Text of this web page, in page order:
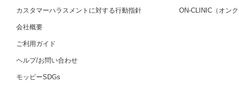
カスタマーハラスメントに対する行動指針
会社概要
ご利用ガイド
ヘルプ/お問い合わせ
モッピーSDGs
ON-CLINIC（オンク